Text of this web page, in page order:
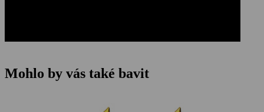
Mohlo by vás také bavit